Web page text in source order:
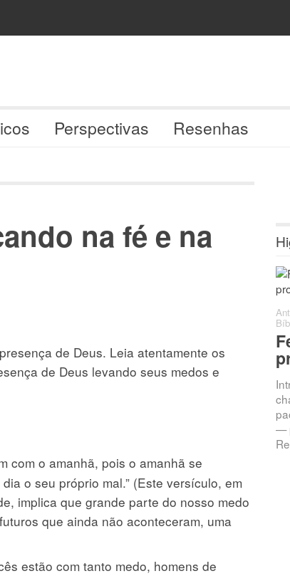
Perspectivas Resenhas
na fé e na
de Deus. Leia atentamente os
de Deus levando seus medos e
com o amanhã, pois o amanhã se
o seu próprio mal.” (Este versículo, em
implica que grande parte do nosso medo
que ainda não aconteceram, uma
estão com tanto medo, homens de
—